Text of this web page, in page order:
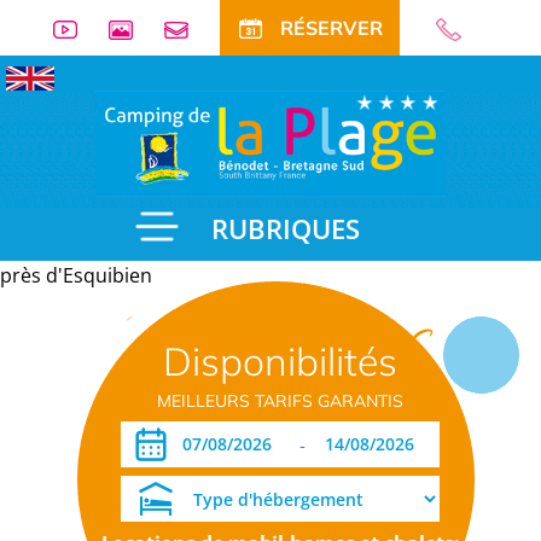
RÉSERVER
RUBRIQUES
Disponibilités
MEILLEURS TARIFS GARANTIS
-
près d'Esquibien
Informations
pratiques